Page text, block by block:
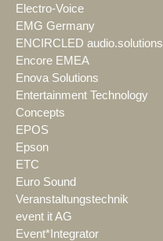
Electro-Voice
EMG Germany
ENCIRCLED audio.solutions
Encore EMEA
Enova Solutions
Entertainment Technology
Concepts
EPOS
Epson
ETC
Euro Sound
Veranstaltungstechnik
event it AG
Event*Integrator